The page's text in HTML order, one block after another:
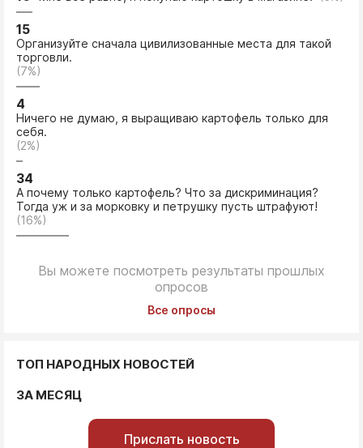
15
Организуйте сначала цивилизованные места для такой
торговли.
(7%)
4
Ничего не думаю, я выращиваю картофель только для
себя.
(2%)
34
А почему только картофель? Что за дискриминация?
Тогда уж и за морковку и петрушку пусть штрафуют!
(16%)
Вы можете посмотреть результаты прошлых
опросов
Все опросы
ТОП НАРОДНЫХ НОВОСТЕЙ
ЗА МЕСЯЦ
Прислать новость